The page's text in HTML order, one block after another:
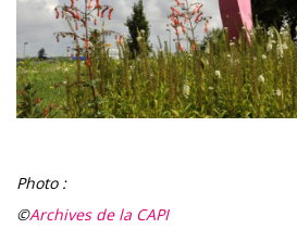
Photo :
©Archives de la CAPI